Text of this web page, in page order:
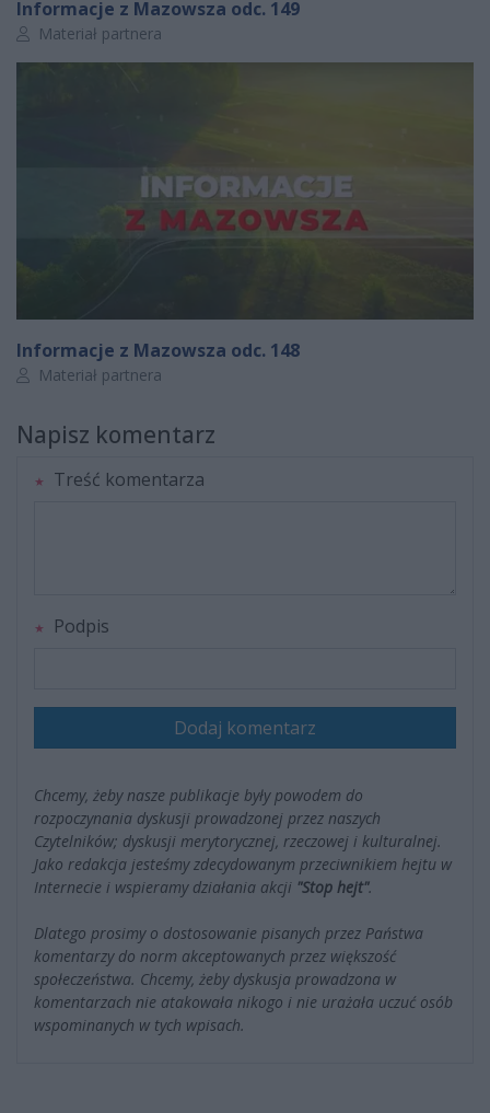
Informacje z Mazowsza odc. 149
Autor artykułu:
Materiał partnera
Informacje z Mazowsza odc. 148
Autor artykułu:
Materiał partnera
Napisz komentarz
Treść komentarza
Podpis
Dodaj komentarz
Chcemy, żeby nasze publikacje były powodem do
rozpoczynania dyskusji prowadzonej przez naszych
Czytelników; dyskusji merytorycznej, rzeczowej i kulturalnej.
Jako redakcja jesteśmy zdecydowanym przeciwnikiem hejtu w
Internecie i wspieramy działania akcji "Stop hejt".
Dlatego prosimy o dostosowanie pisanych przez Państwa
komentarzy do norm akceptowanych przez większość
społeczeństwa. Chcemy, żeby dyskusja prowadzona w
komentarzach nie atakowała nikogo i nie urażała uczuć osób
wspominanych w tych wpisach.